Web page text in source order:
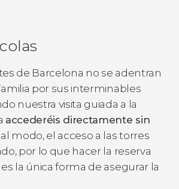
de Barcelona no se adentran
por sus interminables
nuestra visita guiada a la
accederéis directamente sin
modo, el acceso a las torres
por lo que hacer la reserva
la única forma de asegurar la